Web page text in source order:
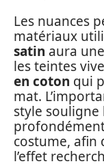
Les nuances
matériaux
satin aura
les teintes
en coton qui
mat.
style souligne
costume, afin
l’effet